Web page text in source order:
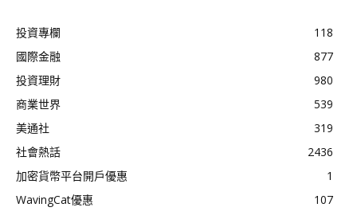
投資專欄
118
國際金融
877
投資理財
980
商業世界
539
美通社
319
社會熱話
2436
加密貨幣平台開戶優惠
1
WavingCat優惠
107